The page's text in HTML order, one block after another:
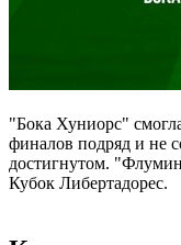
"Бока Хуниорс"
финалов подряд и не
достигнутом.
Кубок Либертадорес.